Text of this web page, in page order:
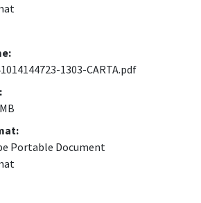
1303-CARTA.pdf
Portable Document